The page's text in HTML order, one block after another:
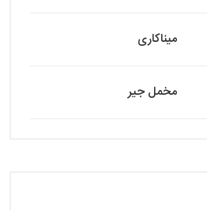
میناکاری
مخمل جیر